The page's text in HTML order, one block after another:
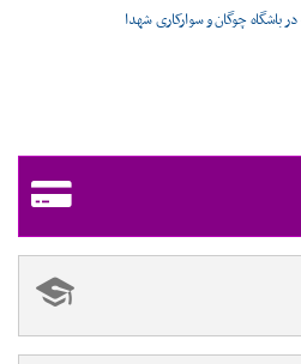
باشگاه چوگان و سوارکاری شهدا